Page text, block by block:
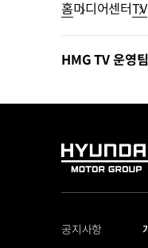
홈미디어센터TV
HMG TV 운영팀
HYUNDAI
GROUP
공지사항